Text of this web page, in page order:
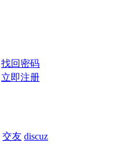
找回密码
立即注册
交友 discuz